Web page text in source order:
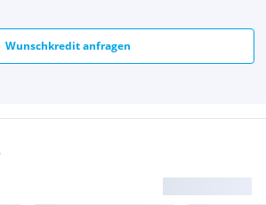
Wunschkredit anfragen